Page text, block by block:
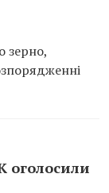
зерно,
оголосили